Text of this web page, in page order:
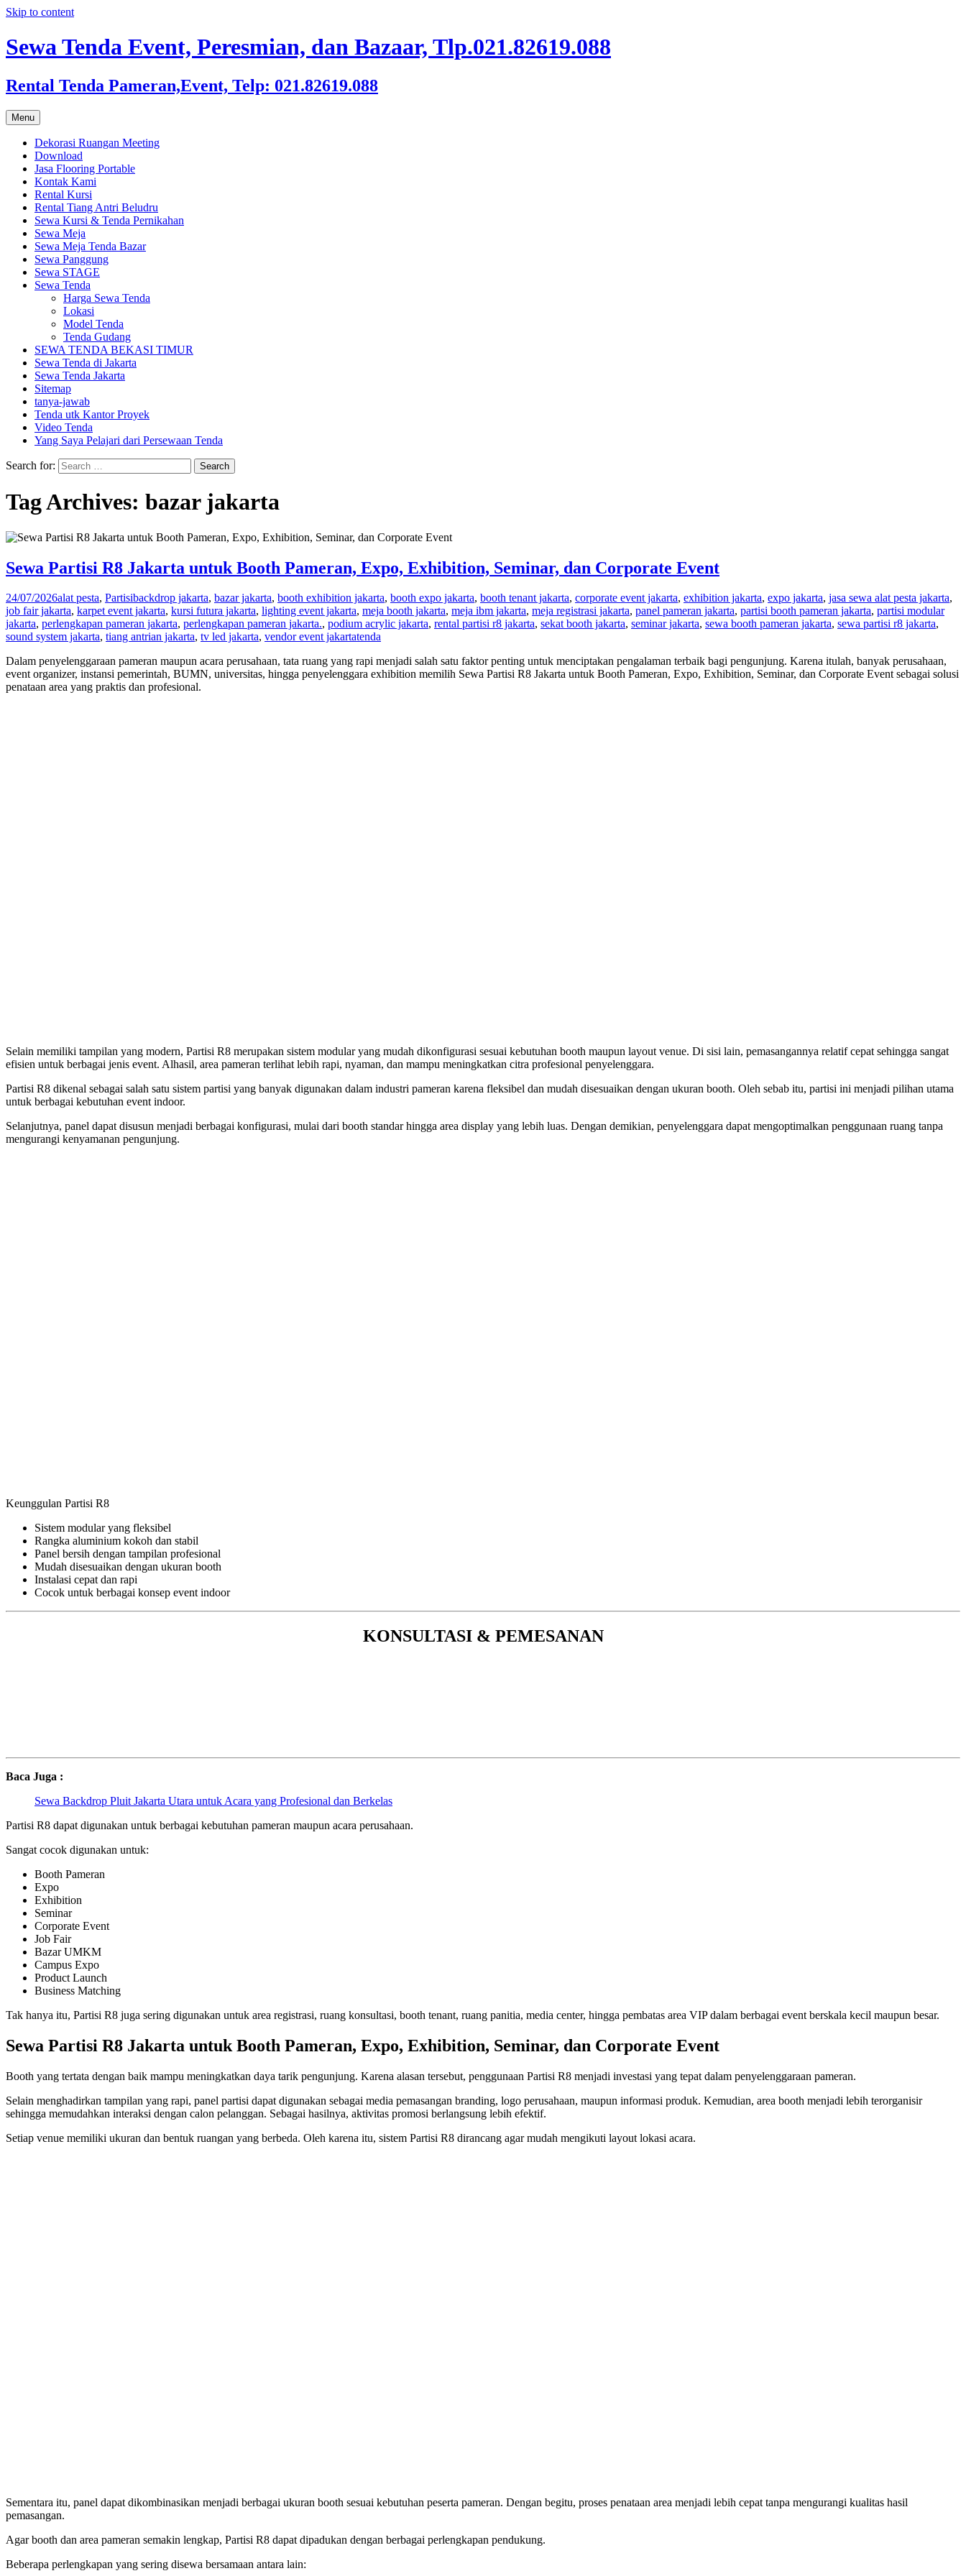
Skip to content
Sewa Tenda Event, Peresmian, dan Bazaar, Tlp.021.82619.088
Rental Tenda Pameran,Event, Telp: 021.82619.088
Menu
Dekorasi Ruangan Meeting
Download
Jasa Flooring Portable
Kontak Kami
Rental Kursi
Rental Tiang Antri Beludru
Sewa Kursi & Tenda Pernikahan
Sewa Meja
Sewa Meja Tenda Bazar
Sewa Panggung
Sewa STAGE
Sewa Tenda
Harga Sewa Tenda
Lokasi
Model Tenda
Tenda Gudang
SEWA TENDA BEKASI TIMUR
Sewa Tenda di Jakarta
Sewa Tenda Jakarta
Sitemap
tanya-jawab
Tenda utk Kantor Proyek
Video Tenda
Yang Saya Pelajari dari Persewaan Tenda
Search for:
Tag Archives: bazar jakarta
Sewa Partisi R8 Jakarta untuk Booth Pameran, Expo, Exhibition, Seminar, dan Corporate Event
24/07/2026alat pesta, Partisibackdrop jakarta, bazar jakarta, booth exhibition jakarta, booth expo jakarta, booth tenant jakarta, corporate event jakarta, exhibition jakarta, expo jakarta, jasa sewa alat pesta jakarta,
job fair jakarta, karpet event jakarta, kursi futura jakarta, lighting event jakarta, meja booth jakarta, meja ibm jakarta, meja registrasi jakarta, panel pameran jakarta, partisi booth pameran jakarta, partisi modular
jakarta, perlengkapan pameran jakarta, perlengkapan pameran jakarta., podium acrylic jakarta, rental partisi r8 jakarta, sekat booth jakarta, seminar jakarta, sewa booth pameran jakarta, sewa partisi r8 jakarta,
sound system jakarta, tiang antrian jakarta, tv led jakarta, vendor event jakartatenda
Dalam penyelenggaraan pameran maupun acara perusahaan, tata ruang yang rapi menjadi salah satu faktor penting untuk menciptakan pengalaman terbaik bagi pengunjung. Karena itulah, banyak perusahaan,
event organizer, instansi pemerintah, BUMN, universitas, hingga penyelenggara exhibition memilih Sewa Partisi R8 Jakarta untuk Booth Pameran, Expo, Exhibition, Seminar, dan Corporate Event sebagai solusi
penataan area yang praktis dan profesional.
Selain memiliki tampilan yang modern, Partisi R8 merupakan sistem modular yang mudah dikonfigurasi sesuai kebutuhan booth maupun layout venue. Di sisi lain, pemasangannya relatif cepat sehingga sangat
efisien untuk berbagai jenis event. Alhasil, area pameran terlihat lebih rapi, nyaman, dan mampu meningkatkan citra profesional penyelenggara.
Partisi R8 dikenal sebagai salah satu sistem partisi yang banyak digunakan dalam industri pameran karena fleksibel dan mudah disesuaikan dengan ukuran booth. Oleh sebab itu, partisi ini menjadi pilihan utama
untuk berbagai kebutuhan event indoor.
Selanjutnya, panel dapat disusun menjadi berbagai konfigurasi, mulai dari booth standar hingga area display yang lebih luas. Dengan demikian, penyelenggara dapat mengoptimalkan penggunaan ruang tanpa
mengurangi kenyamanan pengunjung.
Keunggulan Partisi R8
Sistem modular yang fleksibel
Rangka aluminium kokoh dan stabil
Panel bersih dengan tampilan profesional
Mudah disesuaikan dengan ukuran booth
Instalasi cepat dan rapi
Cocok untuk berbagai konsep event indoor
KONSULTASI & PEMESANAN
Baca Juga :
Sewa Backdrop Pluit Jakarta Utara untuk Acara yang Profesional dan Berkelas
Partisi R8 dapat digunakan untuk berbagai kebutuhan pameran maupun acara perusahaan.
Sangat cocok digunakan untuk:
Booth Pameran
Expo
Exhibition
Seminar
Corporate Event
Job Fair
Bazar UMKM
Campus Expo
Product Launch
Business Matching
Tak hanya itu, Partisi R8 juga sering digunakan untuk area registrasi, ruang konsultasi, booth tenant, ruang panitia, media center, hingga pembatas area VIP dalam berbagai event berskala kecil maupun besar.
Sewa Partisi R8 Jakarta untuk Booth Pameran, Expo, Exhibition, Seminar, dan Corporate Event
Booth yang tertata dengan baik mampu meningkatkan daya tarik pengunjung. Karena alasan tersebut, penggunaan Partisi R8 menjadi investasi yang tepat dalam penyelenggaraan pameran.
Selain menghadirkan tampilan yang rapi, panel partisi dapat digunakan sebagai media pemasangan branding, logo perusahaan, maupun informasi produk. Kemudian, area booth menjadi lebih terorganisir
sehingga memudahkan interaksi dengan calon pelanggan. Sebagai hasilnya, aktivitas promosi berlangsung lebih efektif.
Setiap venue memiliki ukuran dan bentuk ruangan yang berbeda. Oleh karena itu, sistem Partisi R8 dirancang agar mudah mengikuti layout lokasi acara.
Sementara itu, panel dapat dikombinasikan menjadi berbagai ukuran booth sesuai kebutuhan peserta pameran. Dengan begitu, proses penataan area menjadi lebih cepat tanpa mengurangi kualitas hasil
pemasangan.
Agar booth dan area pameran semakin lengkap, Partisi R8 dapat dipadukan dengan berbagai perlengkapan pendukung.
Beberapa perlengkapan yang sering disewa bersamaan antara lain: